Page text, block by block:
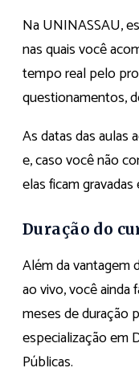
Na UNINASSAU,
nas quais você
tempo real pelo
questionamentos,
As datas das aulas
e, caso você não
elas ficam
Duração do
Além da vantagem
ao vivo, você ainda
meses de duração
especialização em
Públicas.